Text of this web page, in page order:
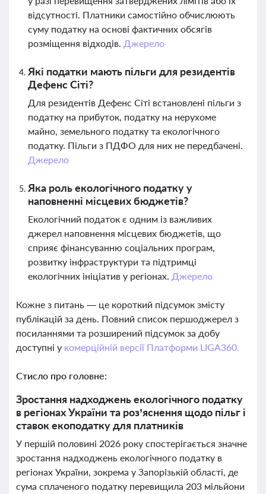
відсутності. Платники самостійно обчислюють
суму податку на основі фактичних обсягів
розміщення відходів. Джерело
Які податки мають пільги для резидентів
Дефенс Сіті?
Для резидентів Дефенс Сіті встановлені пільги з
податку на прибуток, податку на нерухоме
майно, земельного податку та екологічного
податку. Пільги з ПДФО для них не передбачені.
Джерело
Яка роль екологічного податку у
наповненні місцевих бюджетів?
Екологічний податок є одним із важливих
джерел наповнення місцевих бюджетів, що
сприяє фінансуванню соціальних програм,
розвитку інфраструктури та підтримці
екологічних ініціатив у регіонах. Джерело
Кожне з питань — це короткий підсумок змісту
публікацій за день. Повний список першоджерел з
посиланнями та розширений підсумок за добу
доступні у комерційній версії Платформи LIGA360.
Стисло про головне:
Зростання надходжень екологічного податку
в регіонах України та роз’яснення щодо пільг і
ставок екоподатку для платників
У першій половині 2026 року спостерігається значне
зростання надходжень екологічного податку в
регіонах України, зокрема у Запорізькій області, де
сума сплаченого податку перевищила 203 мільйони